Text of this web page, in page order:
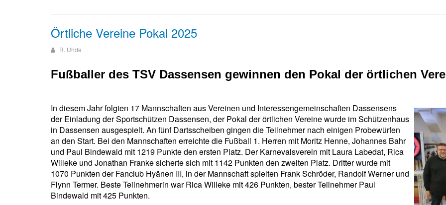
Örtliche Vereine Pokal 2025
R. Uhde
Fußballer des TSV Dassensen gewinnen den Pokal der örtlichen
In diesem Jahr folgten 17 Mannschaften aus Vereinen und Interessengemeinschaften Dassensens
der Einladung der Sportschützen Dassensen, der Pokal der örtlichen Vereine wurde im Schützenhaus
in Dassensen ausgespielt. An fünf Dartsscheiben gingen die Teilnehmer nach einigen Probewürfen
an den Start. Bei den Mannschaften erreichte die Fußball 1. Herren mit Moritz Henne, Johannes Bahr
und Paul Bindewald mit 1219 Punkte den ersten Platz. Der Karnevalsverein mit Laura Labedat, Rica
Willeke und Jonathan Franke sicherte sich mit 1142 Punkten den zweiten Platz. Dritter wurde mit
1070 Punkten der Fanclub Hyänen III, in der Mannschaft spielten Frank Schröder, Randolf Werner und
Flynn Termer. Beste Teilnehmerin war Rica Willeke mit 426 Punkten, bester Teilnehmer Paul
Bindewald mit 425 Punkten.